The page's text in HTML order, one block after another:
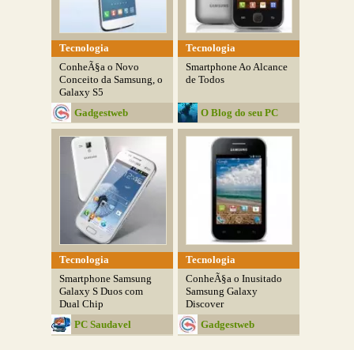
Tecnologia
ConheÃ§a o Novo
Conceito da Samsung, o
Galaxy S5
Gadgestweb
Tecnologia
Smartphone Ao Alcance
de Todos
O Blog do seu PC
Tecnologia
Smartphone Samsung
Galaxy S Duos com
Dual Chip
PC Saudavel
Tecnologia
ConheÃ§a o Inusitado
Samsung Galaxy
Discover
Gadgestweb